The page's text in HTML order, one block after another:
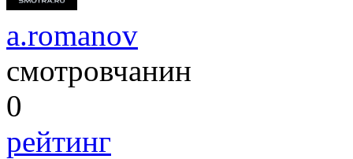
a.romanov
смотровчанин
0
рейтинг